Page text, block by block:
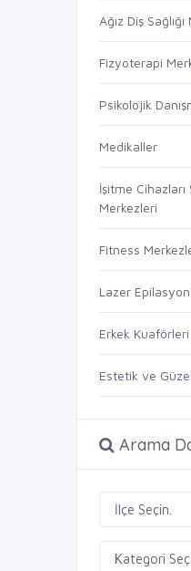
Ağız Diş
Fizyoterapi
Psikolojik
Medikaller
İşitme Cihazları
Merkezleri
Fitness
Lazer
Erkek Kuaförleri
Estetik ve
Arama